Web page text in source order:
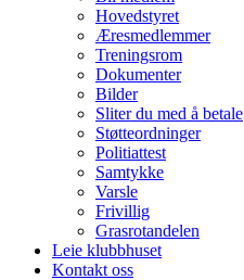
Hovedstyret
Æresmedlemmer
Treningsrom
Dokumenter
Bilder
Sliter du med å betale
Støtteordninger
Politiattest
Samtykke
Varsle
Frivillig
Grasrotandelen
Leie klubbhuset
Kontakt oss